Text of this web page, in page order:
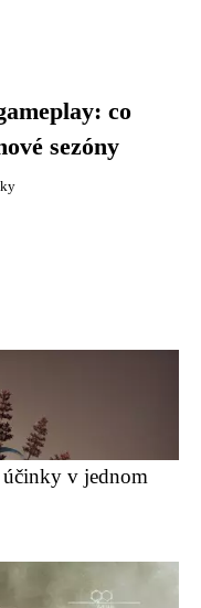
co
sezóny
v jednom